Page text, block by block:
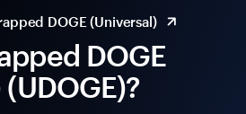
DOGE
DOGE (Universal)